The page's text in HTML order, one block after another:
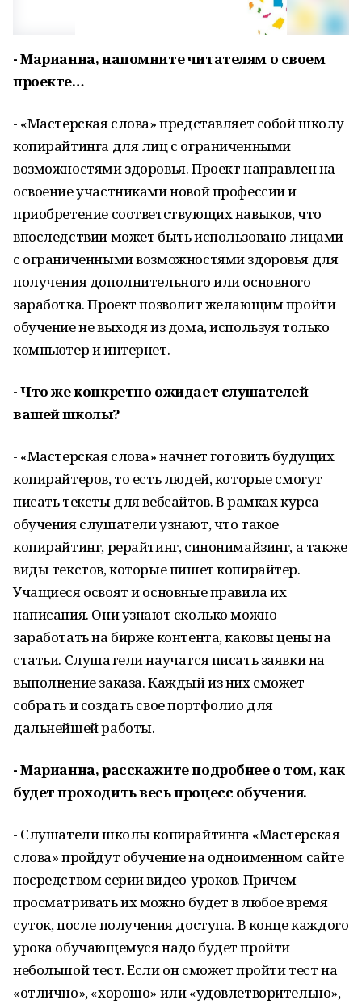
- Марианна, напомните читателям о своем
проекте…
- «Мастерская слова» представляет собой школу
копирайтинга для лиц с ограниченными
возможностями здоровья. Проект направлен на
освоение участниками новой профессии и
приобретение соответствующих навыков, что
впоследствии может быть использовано лицами
с ограниченными возможностями здоровья для
получения дополнительного или основного
заработка. Проект позволит желающим пройти
обучение не выходя из дома, используя только
компьютер и интернет.
- Что же конкретно ожидает слушателей
вашей школы?
- «Мастерская слова» начнет готовить будущих
копирайтеров, то есть людей, которые смогут
писать тексты для вебсайтов. В рамках курса
обучения слушатели узнают, что такое
копирайтинг, рерайтинг, синонимайзинг, а также
виды текстов, которые пишет копирайтер.
Учащиеся освоят и основные правила их
написания. Они узнают сколько можно
заработать на бирже контента, каковы цены на
статьи. Слушатели научатся писать заявки на
выполнение заказа. Каждый из них сможет
собрать и создать свое портфолио для
дальнейшей работы.
- Марианна, расскажите подробнее о том, как
будет проходить весь процесс обучения.
- Слушатели школы копирайтинга «Мастерская
слова» пройдут обучение на одноименном сайте
посредством серии видео-уроков. Причем
просматривать их можно будет в любое время
суток, после получения доступа. В конце каждого
урока обучающемуся надо будет пройти
небольшой тест. Если он сможет пройти тест на
«отлично», «хорошо» или «удовлетворительно»,